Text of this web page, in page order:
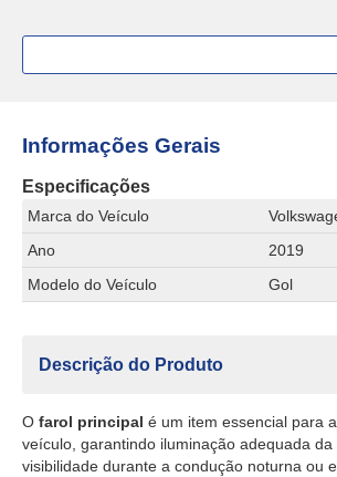
Informações Gerais
Especificações
Marca do Veículo
Ano
2019
Modelo do Veículo
Gol
Descrição do Produto
O farol principal é um item essencial para
veículo, garantindo iluminação adequada
visibilidade durante a condução noturna ou